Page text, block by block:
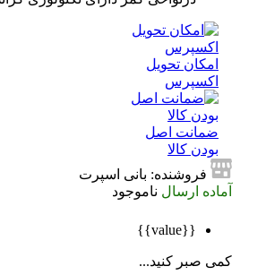
امکان تحویل
اکسپرس
ضمانت اصل
بودن کالا
فروشنده: بانی اسپرت
آماده ارسال ناموجود
کمی صبر کنید...